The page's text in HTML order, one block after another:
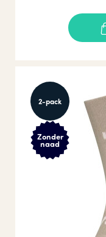
2-pack
Zonder
naad